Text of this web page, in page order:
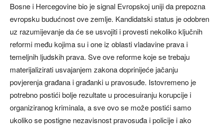
Bosne i Hercegovine bio je signal Evropskoj uniji da prepozna
evropsku budućnost ove zemlje. Kandidatski status je odobren
uz razumijevanje da će se usvojiti i provesti nekoliko ključnih
reformi među kojima su i one iz oblasti vladavine prava i
temeljnih ljudskih prava. Sve ove reforme koje se trebaju
materijalizirati usvajanjem zakona doprinijeće jačanju
povjerenja građana i građanki u pravosuđe. Istovremeno je
potrebno postići bolje rezultate u procesuiranju korupcije i
organiziranog kriminala, a sve ovo se može postići samo
ukoliko se postigne nezavisnost pravosuđa i policije i ako